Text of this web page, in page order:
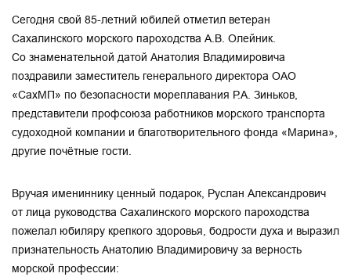
Сегодня свой 85-летний юбилей отметил ветеран
Сахалинского морского пароходства А.В. Олейник.
Со знаменательной датой Анатолия Владимировича
поздравили заместитель генерального директора ОАО
«СахМП» по безопасности мореплавания Р.А. Зиньков,
представители профсоюза работников морского транспорта
судоходной компании и благотворительного фонда «Марина»,
другие почётные гости.
Вручая имениннику ценный подарок, Руслан Александрович
от лица руководства Сахалинского морского пароходства
пожелал юбиляру крепкого здоровья, бодрости духа и выразил
признательность Анатолию Владимировичу за верность
морской профессии: